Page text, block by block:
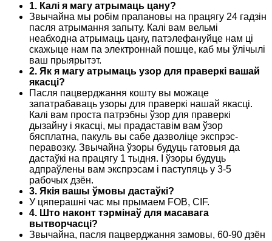
1. Калі я магу атрымаць цану?
Звычайна мы робім прапановы на працягу 24 гадзін
пасля атрымання запыту. Калі вам вельмі
неабходна атрымаць цану, патэлефануйце нам ці
скажыце нам па электроннай пошце, каб мы ўлічылі
ваш прыярытэт.
2. Як я магу атрымаць узор для праверкі вашай
якасці?
Пасля пацверджання кошту вы можаце
запатрабаваць узоры для праверкі нашай якасці.
Калі вам проста патрэбны ўзор для праверкі
дызайну і якасці, мы прадаставім вам ўзор
бясплатна, пакуль вы сабе дазволіце экспрэс-
перавозку. Звычайна ўзоры будуць гатовыя да
дастаўкі на працягу 1 тыдня. І ўзоры будуць
адпраўлены вам экспрэсам і паступяць у 3-5
рабочых дзён.
3. Якія вашы ўмовы дастаўкі?
У цяперашні час мы прымаем FOB, CIF.
4. Што наконт тэрмінаў для масавага
вытворчасці?
Звычайна, пасля пацверджання замовы, 60-90 дзён